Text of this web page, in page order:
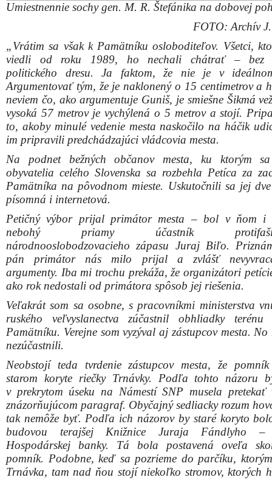
Petičný výbor prijal primátor mesta – bol v ňom i
nebohý priamy účastník
národnooslobodzovacieho zápasu Juraj Biľo.
pán primátor nás milo prijal a zvlášť
argumenty. Iba mi trochu prekáža, že organizátori
ako rok nedostali od primátora spôsob jej riešenia.
Veľakrát som sa osobne, s pracovníkmi ministerstva
ruského veľvyslanectva zúčastnil obhliadky
Pamätníku. Verejne som vyzýval aj zástupcov mesta.
nezúčastnili.
Neobstojí teda tvrdenie zástupcov mesta, že
starom koryte riečky Trnávky. Podľa tohto názoru
v prekrytom úseku na Námestí SNP musela pretekať
znázorňujúcom paragraf. Obyčajný sedliacky rozum
tak nemôže byť. Podľa ich názorov by staré koryto
budovou terajšej Knižnice Juraja Fándlyho –
Hospodárskej banky. Tá bola postavená oveľa
pomník. Podobne, keď sa pozrieme do parčíku,
Trnávka, tam nad ňou stojí niekoľko stromov, ktorých
je väčšia, ako Pamätníka.
Nemusí byť občan ani veľký odborník, či stavbár. Z
činžiakov v Trnave je známe, najmä na Hlbokej
boli stavané na nánose. Tieto tam stoja, pretože boli
tak, aby mohli stáť a boli zaistené a zabezpečené
injekčnými spevneniami.
Podobne by podľa laického rozumu išlo riešiť i
a stabilizáciu pomníka osloboditeľov.